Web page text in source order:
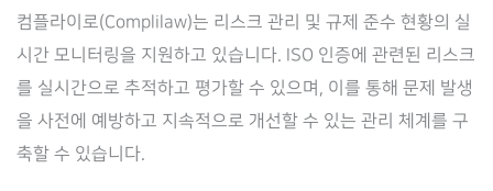
컴플라이로(Complilaw)는 리스크 관리 및 규제 준수 현황의 실
시간 모니터링을 지원하고 있습니다. ISO 인증에 관련된 리스크
를 실시간으로 추적하고 평가할 수 있으며, 이를 통해 문제 발생
을 사전에 예방하고 지속적으로 개선할 수 있는 관리 체계를 구
축할 수 있습니다.